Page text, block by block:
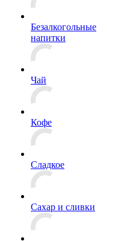
Безалкогольные
напитки
Чай
Кофе
Сладкое
Сахар и сливки